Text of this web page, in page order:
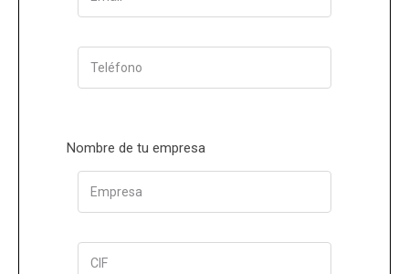
Teléfono
Nombre de tu empresa
Empresa
CIF